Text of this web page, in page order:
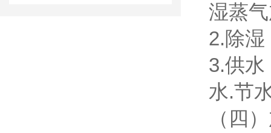
湿蒸
2.除
3.供
水.节
（四